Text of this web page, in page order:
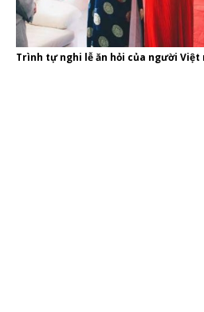
Trình tự nghi lễ ăn hỏi của người Việt